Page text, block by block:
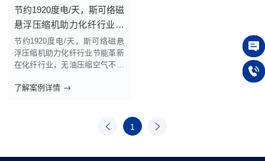
节约1920度电/天，斯可络磁
悬浮压缩机助力化纤行业节
能革新
节约1920度电/天，斯可络磁悬
浮压缩机助力化纤行业节能革新
在化纤行业，无油压缩空气不仅
更是企业降本增效、提升市场竞
心压缩机CH系列，成功实现了
0%。 这一革新之举，再次...
了解案例详情
上一 1 下一
在线